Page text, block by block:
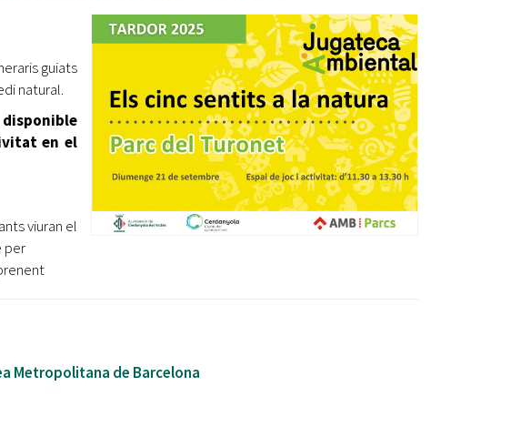
Ètica i Integritat
Retiment de Comptes
Accés a Informació Pública
Dades Obertes
Catàleg de Serveis i Tràmits
de
i
el
Entitats
Equipaments
Mercats Municipals
Webs Municipals
guiats
natural.
en el
viuran el
per
Metropolitana de Barcelona